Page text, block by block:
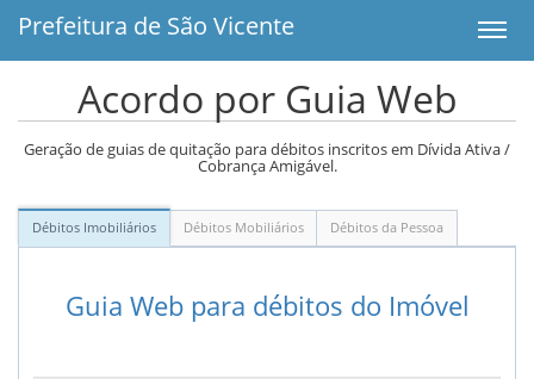
Toggle
Prefeitura de São Vicente
Acordo por Guia Web
Geração de guias de quitação para débitos inscritos em Dívida Ativa /
Cobrança Amigável.
Débitos Imobiliários Débitos Mobiliários Débitos da Pessoa
Guia Web para débitos do Imóvel